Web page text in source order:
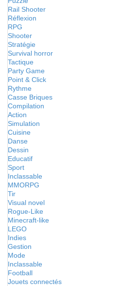
Rail Shooter
Réflexion
RPG
Shooter
Stratégie
Survival horror
Tactique
Party Game
Point & Click
Rythme
Casse Briques
Compilation
Action
Simulation
Cuisine
Danse
Dessin
Educatif
Sport
Inclassable
MMORPG
Tir
Visual novel
Rogue-Like
Minecraft-like
LEGO
Indies
Gestion
Mode
Inclassable
Football
Jouets connectés